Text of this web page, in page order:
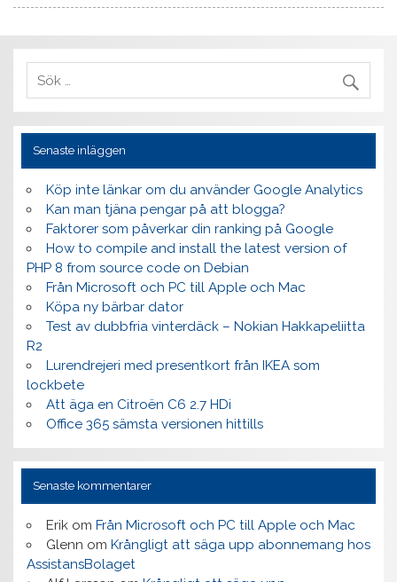
Senaste inläggen
Köp inte länkar om du använder Google Analytics
Kan man tjäna pengar på att blogga?
Faktorer som påverkar din ranking på Google
How to compile and install the latest version of
PHP 8 from source code on Debian
Från Microsoft och PC till Apple och Mac
Köpa ny bärbar dator
Test av dubbfria vinterdäck – Nokian Hakkapeliitta
R2
Lurendrejeri med presentkort från IKEA som
lockbete
Att äga en Citroën C6 2.7 HDi
Office 365 sämsta versionen hittills
Senaste kommentarer
Erikom Från Microsoft och PC till Apple och Mac
Glenn om Krångligt att säga upp abonnemang hos
AssistansBolaget